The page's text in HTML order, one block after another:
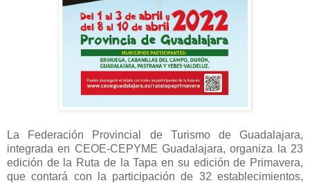
La Federación Provincial de Turismo de Guadalajara,
integrada en CEOE-CEPYME Guadalajara, organiza la 23
edición de la Ruta de la Tapa en su edición de Primavera,
que contará con la participación de 32 establecimientos,